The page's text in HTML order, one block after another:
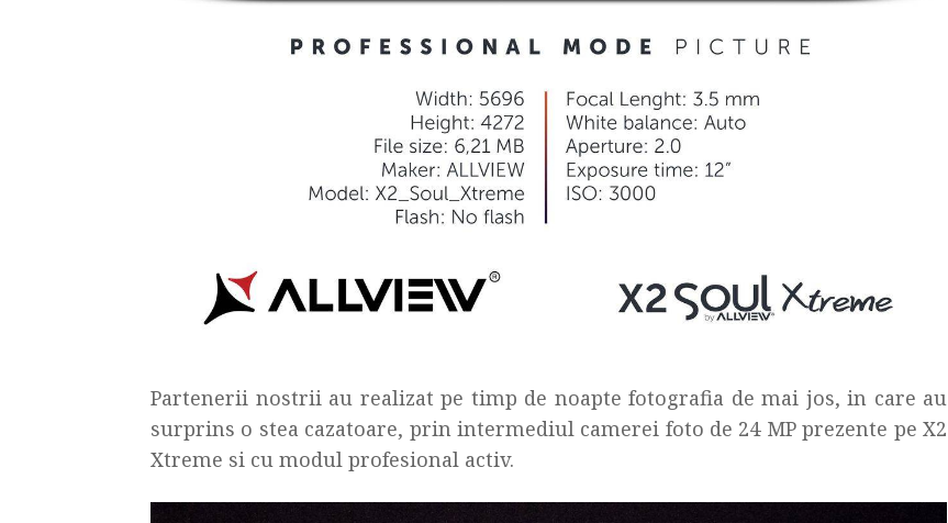
Partenerii nostrii au realizat pe timp de noapte fotografia de mai jos, in care au
surprins o stea cazatoare, prin intermediul camerei foto de 24 MP prezente pe X2
Xtreme si cu modul profesional activ.